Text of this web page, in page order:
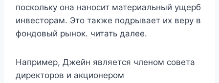
поскольку она наносит материальный ущерб
инвесторам. Это также подрывает их веру в
фондовый рынок. читать далее.
Например, Джейн является членом совета
директоров и акционером